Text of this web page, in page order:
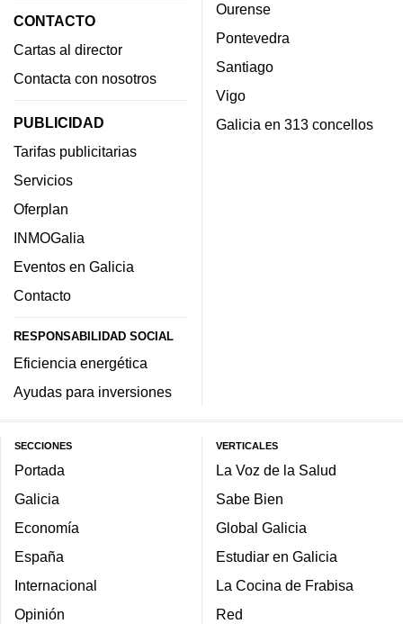
CONTACTO
Cartas al director
Contacta con nosotros
PUBLICIDAD
Tarifas publicitarias
Servicios
Oferplan
INMOGalia
Eventos en Galicia
Contacto
RESPONSABILIDAD SOCIAL
Eficiencia energética
Ayudas para inversiones
Ourense
Pontevedra
Santiago
Vigo
Galicia en 313 concellos
SECCIONES
Portada
Galicia
Economía
España
Internacional
Opinión
VERTICALES
La Voz de la Salud
Sabe Bien
Global Galicia
Estudiar en Galicia
La Cocina de Frabisa
Red